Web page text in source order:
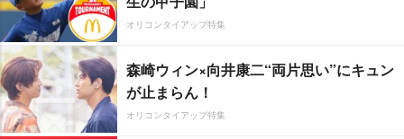
オリコンタイアップ特集
森崎ウィン×向井康二“両片思い”にキュン
が止まらん！
オリコンタイアップ特集